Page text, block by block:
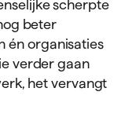
scherpte
beter
én organisaties
verder gaan
het vervangt